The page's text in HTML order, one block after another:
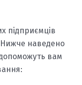
підприємців
Нижче наведено
вам